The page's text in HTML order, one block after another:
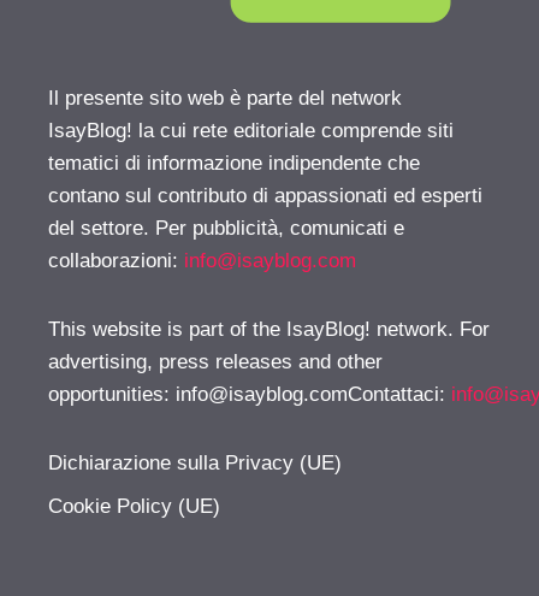
Il presente sito web è parte del network
IsayBlog! la cui rete editoriale comprende siti
tematici di informazione indipendente che
contano sul contributo di appassionati ed esperti
del settore. Per pubblicità, comunicati e
collaborazioni: info@isayblog.com
This website is part of the IsayBlog! network. For
advertising, press releases and other
opportunities: info@isayblog.comContattaci:
Dichiarazione sulla Privacy (UE)
Cookie Policy (UE)